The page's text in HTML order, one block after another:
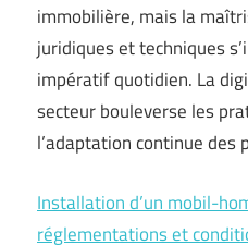
immobilière, mais la
juridiques et techniques
impératif quotidien. La
secteur bouleverse les
l’adaptation continue des
Installation d’un mobil-
réglementations et